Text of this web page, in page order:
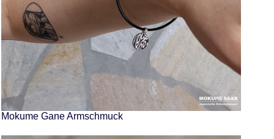
Mokume Gane Armschmuck